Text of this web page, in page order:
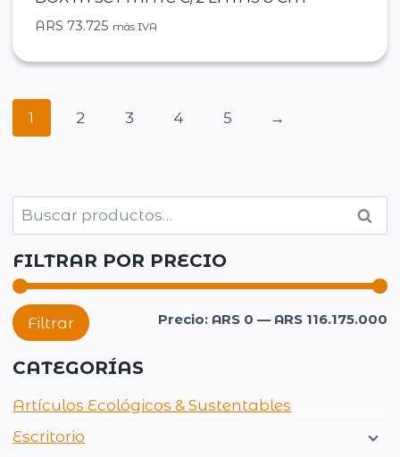
ARS 73.725 más IVA
1 2 3 4 5 →
Buscar
por:
FILTRAR POR PRECIO
Filtrar Precio: ARS 0 — ARS 116.175.000
CATEGORÍAS
Artículos Ecológicos & Sustentables
Escritorio